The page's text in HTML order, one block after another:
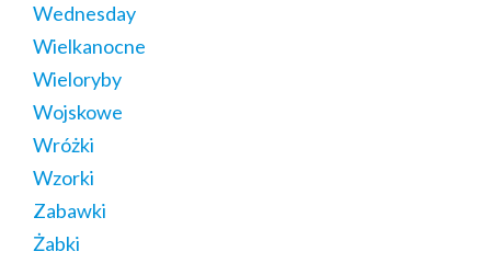
Wednesday
Wielkanocne
Wieloryby
Wojskowe
Wróżki
Wzorki
Zabawki
Żabki